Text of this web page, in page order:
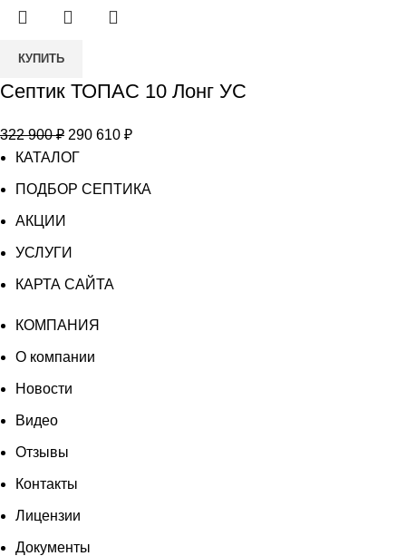
Количество
Септик
10
Лонг
УС
КУПИТЬ
Септик ТОПАС 10 Лонг УС
322 900₽ Первоначальная
цена
290 610 ₽Текущая
КАТАЛОГ
ПОДБОР СЕПТИКА
АКЦИИ
УСЛУГИ
КАРТА САЙТА
КОМПАНИЯ
О компании
Новости
Видео
Отзывы
Контакты
Лицензии
Документы